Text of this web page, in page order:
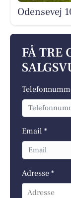
Odensevej
FÅ TRE
Email *
Adresse *
Adresse